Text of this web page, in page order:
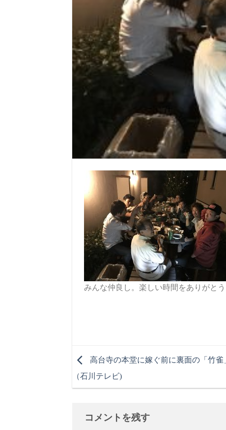
みんな仲良し。楽しい時間をありがと
高台寺の本堂に嫁ぐ前に裏面の「竹雀
（石川テレビ)
コメントを残す